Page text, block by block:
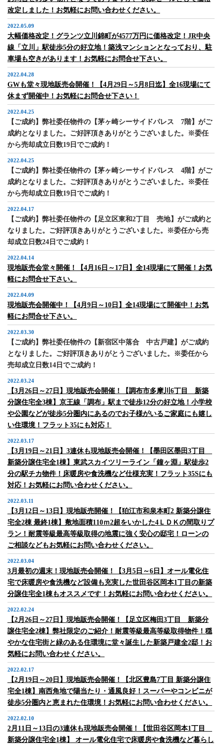
改定しました！お気軽にお問い合わせください。
2022.05.09
大幅価格改定！グランツ立川錦町が4577万円に価格改定！JR中央
線「立川」駅徒歩5分の好立地！築浅マンションとなっており、駐
車場も空きがあります！お気軽にお問合せ下さい。
2022.04.28
GWも堂々現地販売会開催！【4月29日～5月8日迄】全16現場にて
休まず開催中！お気軽にお問合せ下さい！
2022.04.25
【ご成約】弊社委任物件の【茅ヶ崎シーサイドパレス 7階】がご
成約となりました。ご好評頂きありがとうございました。※委任
から売却成立日数19日でご成約！
2022.04.25
【ご成約】弊社委任物件の【茅ヶ崎シーサイドパレス 4階】がご
成約となりました。ご好評頂きありがとうございました。※委任
から売却成立日数19日でご成約！
2022.04.17
【ご成約】弊社委任物件の【足立区東和2丁目 売地】がご成約と
なりました。ご好評頂きありがとうございました。※委任から売
却成立日数24日でご成約！
2022.04.14
現地販売会堂々開催！【4月16日～17日】全14現場にて開催！お気
軽にお問合せ下さい。
2022.04.09
現地販売会開催中！【4月9日～10日】全14現場にて開催中！お気
軽にお問合せ下さい。
2022.03.30
【ご成約】弊社委任物件の【新宿区中落合 中古戸建】がご成約
となりました。ご好評頂きありがとうございました。※委任から
売却成立日数14日でご成約！
2022.03.24
【3月26日～27日】現地販売会開催！【調布市多摩川6丁目 新築
分譲住宅全3棟】京王線「調布」駅まで徒歩12分の好立地！小学校
や公園などが徒歩5分圏内にあるのでお子様がいるご家庭にも嬉し
い住環境！フラット35にも対応！
2022.03.17
【3月19日～21日】3連休も現地販売会開催！【墨田区墨田3丁目
新築分譲住宅全1棟】東武スカイツリーライン「鐘ヶ淵」駅徒歩2
分の駅チカ物件！床暖房や食洗機など仕様充実！フラット35Sにも
対応！お気軽にお問い合わせください。
2022.03.11
【3月12日～13日】現地販売開催！【狛江市和泉本町2 新築分譲住
宅全2棟 最終1棟】敷地面積110ｍ2超をいかした4ＬＤＫの間取りプ
ラン！耐震等級最高等級取得の地震に強く安心の邸宅！ローンの
ご相談などもお気軽にお問い合わせください。
2022.03.04
3月最初の週末！現地販売会開催！【3月5日～6日】オール電化住
宅で床暖房や食洗機など設備も充実した世田谷区岡本1丁目の新築
分譲住宅全1棟もオススメです！お気軽にお問い合わせください。
2022.02.24
【2月26日～27日】現地販売会開催！【足立区梅田3丁目 新築分
譲住宅全2棟】弊社限定のご紹介！耐震等級最高等級取得物件！穏
やかな住宅街と緑のある住環境に堂々誕生した新築戸建全2邸！お
気軽にお問い合わせください。
2022.02.17
【2月19日～20日】現地販売会開催！【北区豊島7丁目 新築分譲住
宅全1棟】南西角地で陽当たり・通風良好！スーパーやコンビニが
徒歩5分圏内と恵まれた住環境！お気軽にお問い合わせください。
2022.02.10
2月11日～13日の3連休も現地販売会開催！【世田谷区岡本1丁目
新築分譲住宅全1棟】 オール電化住宅で床暖房や食洗機など暮らし